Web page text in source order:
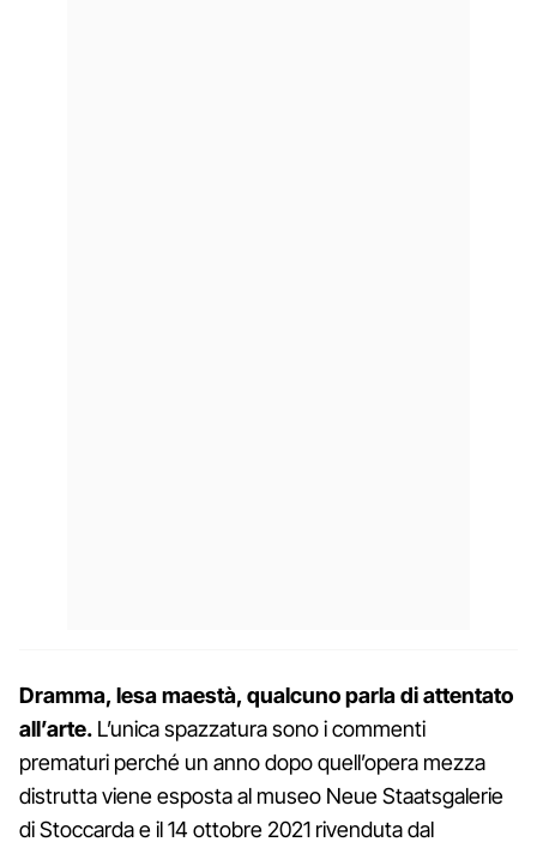
Dramma, lesa maestà, qualcuno parla di attentato
all’arte. L’unica spazzatura sono i commenti
prematuri perché un anno dopo quell’opera mezza
distrutta viene esposta al museo Neue Staatsgalerie
di Stoccarda e il 14 ottobre 2021 rivenduta dal